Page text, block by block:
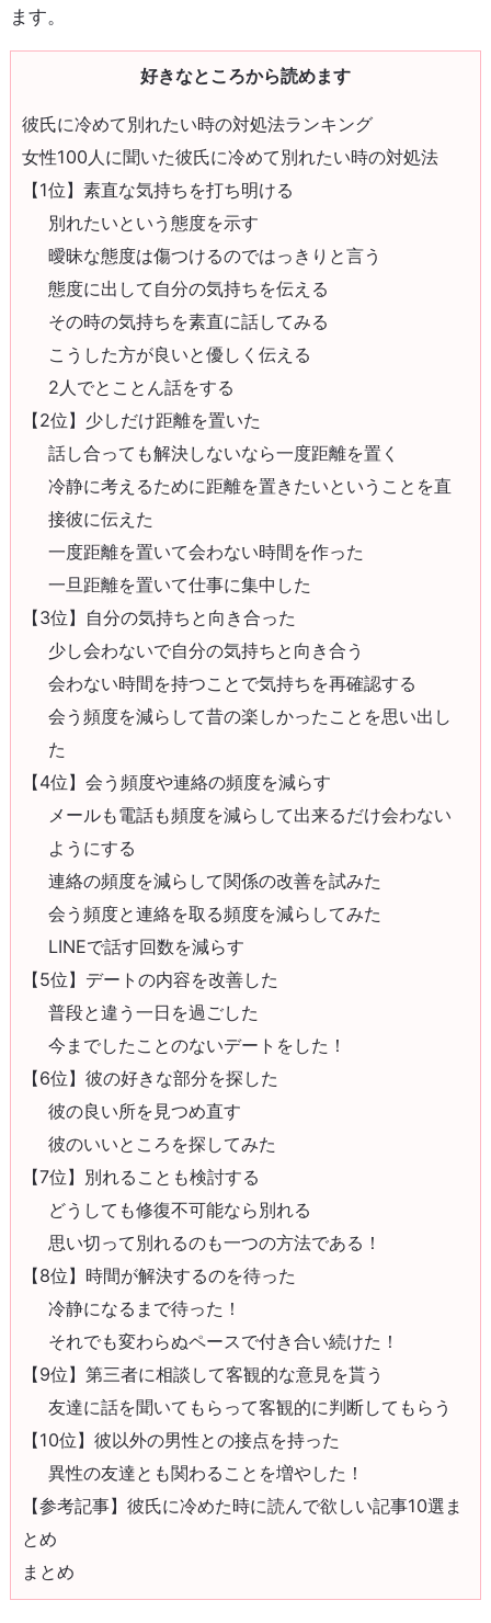
ます。
好きなところから読めます
彼氏に冷めて別れたい時の対処法ランキング
女性100人に聞いた彼氏に冷めて別れたい時の対処法
【1位】素直な気持ちを打ち明ける
別れたいという態度を示す
曖昧な態度は傷つけるのではっきりと言う
態度に出して自分の気持ちを伝える
その時の気持ちを素直に話してみる
こうした方が良いと優しく伝える
2人でとことん話をする
【2位】少しだけ距離を置いた
話し合っても解決しないなら一度距離を置く
冷静に考えるために距離を置きたいということを直
接彼に伝えた
一度距離を置いて会わない時間を作った
一旦距離を置いて仕事に集中した
【3位】自分の気持ちと向き合った
少し会わないで自分の気持ちと向き合う
会わない時間を持つことで気持ちを再確認する
会う頻度を減らして昔の楽しかったことを思い出し
た
【4位】会う頻度や連絡の頻度を減らす
メールも電話も頻度を減らして出来るだけ会わない
ようにする
連絡の頻度を減らして関係の改善を試みた
会う頻度と連絡を取る頻度を減らしてみた
LINEで話す回数を減らす
【5位】デートの内容を改善した
普段と違う一日を過ごした
今までしたことのないデートをした！
【6位】彼の好きな部分を探した
彼の良い所を見つめ直す
彼のいいところを探してみた
【7位】別れることも検討する
どうしても修復不可能なら別れる
思い切って別れるのも一つの方法である！
【8位】時間が解決するのを待った
冷静になるまで待った！
それでも変わらぬペースで付き合い続けた！
【9位】第三者に相談して客観的な意見を貰う
友達に話を聞いてもらって客観的に判断してもらう
【10位】彼以外の男性との接点を持った
異性の友達とも関わることを増やした！
【参考記事】彼氏に冷めた時に読んで欲しい記事10選ま
とめ
まとめ